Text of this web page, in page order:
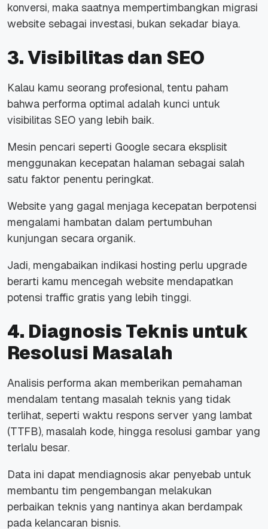
konversi, maka saatnya mempertimbangkan migrasi
website sebagai investasi, bukan sekadar biaya.
3. Visibilitas dan SEO
Kalau kamu seorang profesional, tentu paham
bahwa performa optimal adalah kunci untuk
visibilitas SEO yang lebih baik.
Mesin pencari seperti Google secara eksplisit
menggunakan kecepatan halaman sebagai salah
satu faktor penentu peringkat.
Website yang gagal menjaga kecepatan berpotensi
mengalami hambatan dalam pertumbuhan
kunjungan secara organik.
Jadi, mengabaikan indikasi hosting perlu upgrade
berarti kamu mencegah website mendapatkan
potensi traffic gratis yang lebih tinggi.
4. Diagnosis Teknis untuk
Resolusi Masalah
Analisis performa akan memberikan pemahaman
mendalam tentang masalah teknis yang tidak
terlihat, seperti waktu respons server yang lambat
(TTFB), masalah kode, hingga resolusi gambar yang
terlalu besar.
Data ini dapat mendiagnosis akar penyebab untuk
membantu tim pengembangan melakukan
perbaikan teknis yang nantinya akan berdampak
pada kelancaran bisnis.